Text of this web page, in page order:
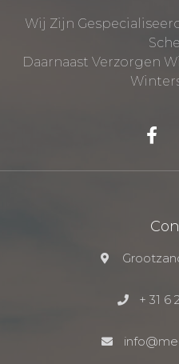
Wij Zijn
Daarnaast Verzorgen
+ 31 6